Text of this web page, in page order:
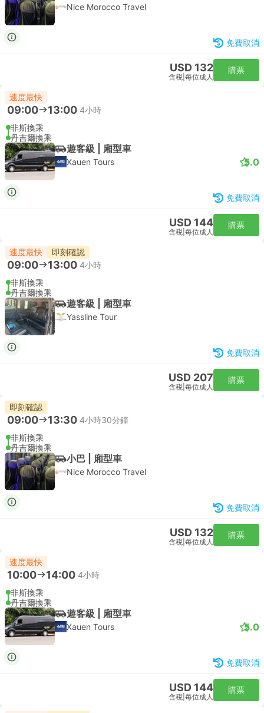
Nice Morocco Travel
免費取消
USD 132
含税 每位成人
購票
速度最快
09:00 13:00 4小時
非斯換乘
丹吉爾換乘
遊客級 | 廂型車
Xauen Tours 5.0
免費取消
USD 144
含税 每位成人
購票
速度最快 即刻確認
09:00 13:00 4小時
非斯換乘
丹吉爾換乘
遊客級 | 廂型車
Yassline Tour
免費取消
USD 207
含税 每位成人
購票
即刻確認
09:00 13:30 4小時30分鐘
非斯換乘
丹吉爾換乘
小巴 | 廂型車
Nice Morocco Travel
免費取消
USD 132
含税 每位成人
購票
速度最快
10:00 14:00 4小時
非斯換乘
丹吉爾換乘
遊客級 | 廂型車
Xauen Tours 5.0
免費取消
USD 144
含税 每位成人
購票